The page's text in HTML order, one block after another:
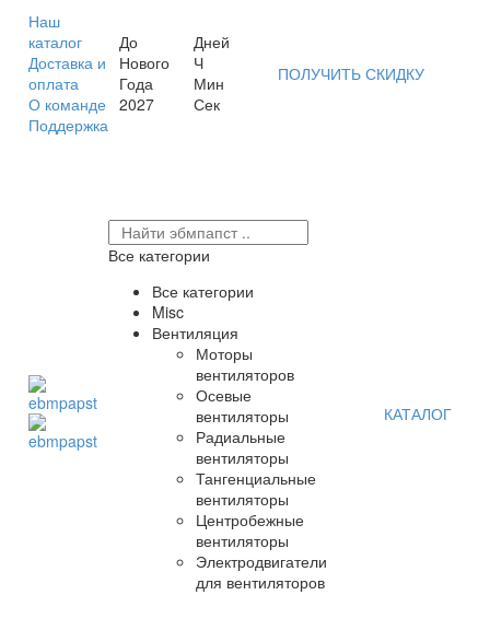
Наш
каталог
Доставка и
оплата
О команде
Поддержка
До
Нового
Года
2027
Дней
Ч
Мин
Сек
ПОЛУЧИТЬ СКИДКУ
Все категории
Все категории
Misc
Вентиляция
Моторы
вентиляторов
Осевые
вентиляторы
Радиальные
вентиляторы
Тангенциальные
вентиляторы
Центробежные
вентиляторы
Электродвигатели
для вентиляторов
КАТАЛОГ